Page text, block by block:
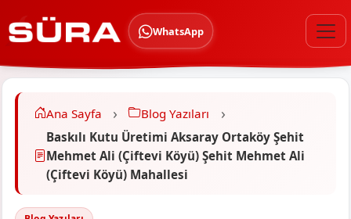
WhatsApp
Ana Sayfa
Blog Yazıları
Baskılı Kutu Üretimi Aksaray Ortaköy Şehit
Mehmet Ali (Çiftevi Köyü) Şehit Mehmet Ali
(Çiftevi Köyü) Mahallesi